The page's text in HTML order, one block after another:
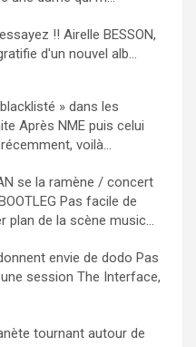
!! Airelle BESSON,
d'un nouvel alb...
» dans les
Après NME puis celui
voilà...
se la ramène / concert
Pas facile de
plan de la scène music...
envie de dodo Pas
session The Interface,
tournant autour de